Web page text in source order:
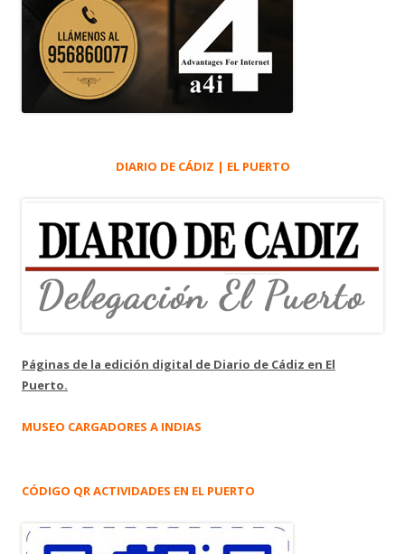
DIARIO DE CÁDIZ | EL PUERTO
Páginas de la edición digital de Diario de Cádiz en El
Puerto.
MUSEO CARGADORES A INDIAS
CÓDIGO QR ACTIVIDADES EN EL PUERTO